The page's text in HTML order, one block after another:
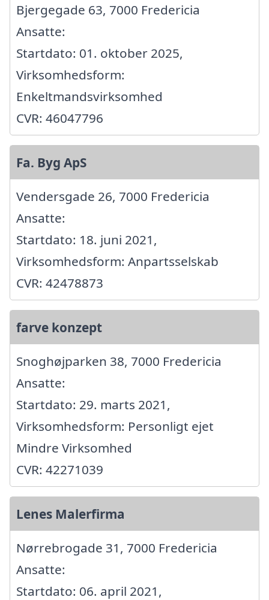
Bjergegade 63, 7000 Fredericia
Ansatte:
Startdato: 01. oktober 2025,
Virksomhedsform:
Enkeltmandsvirksomhed
CVR: 46047796
Fa. Byg ApS
Vendersgade 26, 7000 Fredericia
Ansatte:
Startdato: 18. juni 2021,
Virksomhedsform: Anpartsselskab
CVR: 42478873
farve konzept
Snoghøjparken 38, 7000 Fredericia
Ansatte:
Startdato: 29. marts 2021,
Virksomhedsform: Personligt ejet
Mindre Virksomhed
CVR: 42271039
Lenes Malerfirma
Nørrebrogade 31, 7000 Fredericia
Ansatte:
Startdato: 06. april 2021,